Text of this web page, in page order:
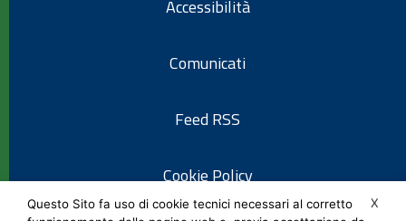
Accessibilità
Comunicati
Feed RSS
Cookie Policy
X
Questo Sito fa uso di cookie tecnici necessari al corretto